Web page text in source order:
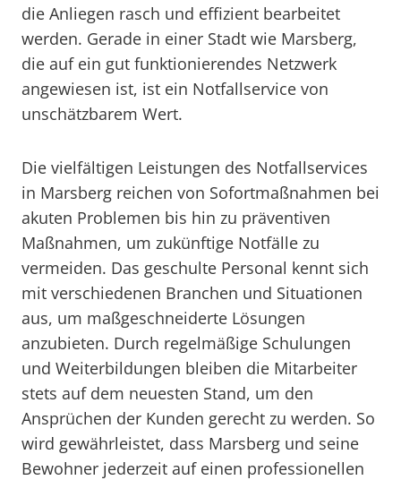
die Anliegen rasch und effizient bearbeitet
werden. Gerade in einer Stadt wie Marsberg,
die auf ein gut funktionierendes Netzwerk
angewiesen ist, ist ein Notfallservice von
unschätzbarem Wert.
Die vielfältigen Leistungen des Notfallservices
in Marsberg reichen von Sofortmaßnahmen bei
akuten Problemen bis hin zu präventiven
Maßnahmen, um zukünftige Notfälle zu
vermeiden. Das geschulte Personal kennt sich
mit verschiedenen Branchen und Situationen
aus, um maßgeschneiderte Lösungen
anzubieten. Durch regelmäßige Schulungen
und Weiterbildungen bleiben die Mitarbeiter
stets auf dem neuesten Stand, um den
Ansprüchen der Kunden gerecht zu werden. So
wird gewährleistet, dass Marsberg und seine
Bewohner jederzeit auf einen professionellen